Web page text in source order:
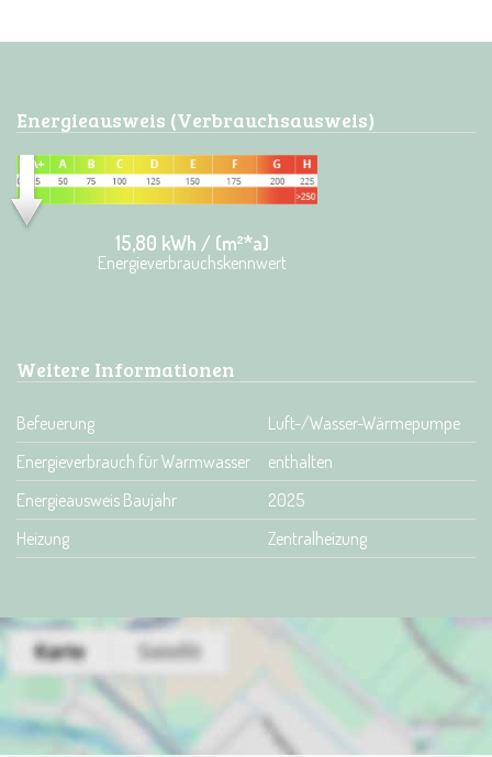
Energieausweis (Verbrauchsausweis)
15,80 kWh / (m²*a)
Energieverbrauchskennwert
Weitere Informationen
Befeuerung
Luft-/Wasser-Wärmepumpe
Energieverbrauch für Warmwasser
enthalten
Energieausweis Baujahr
2025
Heizung
Zentralheizung